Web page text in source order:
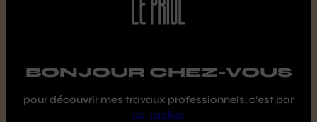
BONJOUR CHEZ-VOUS
pour découvrir mes travaux professionnels, c’est par
ici, pixlux